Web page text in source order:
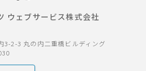
ウェブサービス株式会社
3-2-3 丸の内二重橋ビルディング